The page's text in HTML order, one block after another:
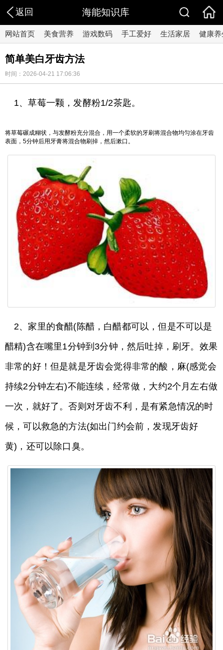
返回 海能知识库
网站首页 美食营养 游戏数码 手工爱好 生活家居 健康养
简单美白牙齿方法
时间：2026-04-21 17:06:36
1、草莓一颗，发酵粉1/2茶匙。
将草莓碾成糊状，与发酵粉充分混合，用一个柔软的牙刷将混合物均匀涂在牙齿
表面，5分钟后用牙膏将混合物刷掉，然后漱口。
2、家里的食醋(陈醋，白醋都可以，但是不可以是
醋精)含在嘴里1分钟到3分钟，然后吐掉，刷牙。效果
非常的好！但是就是牙齿会觉得非常的酸，麻(感觉会
持续2分钟左右)不能连续，经常做，大约2个月左右做
一次，就好了。否则对牙齿不利，是有紧急情况的时
候，可以救急的方法(如出门约会前，发现牙齿好
黄)，还可以除口臭。